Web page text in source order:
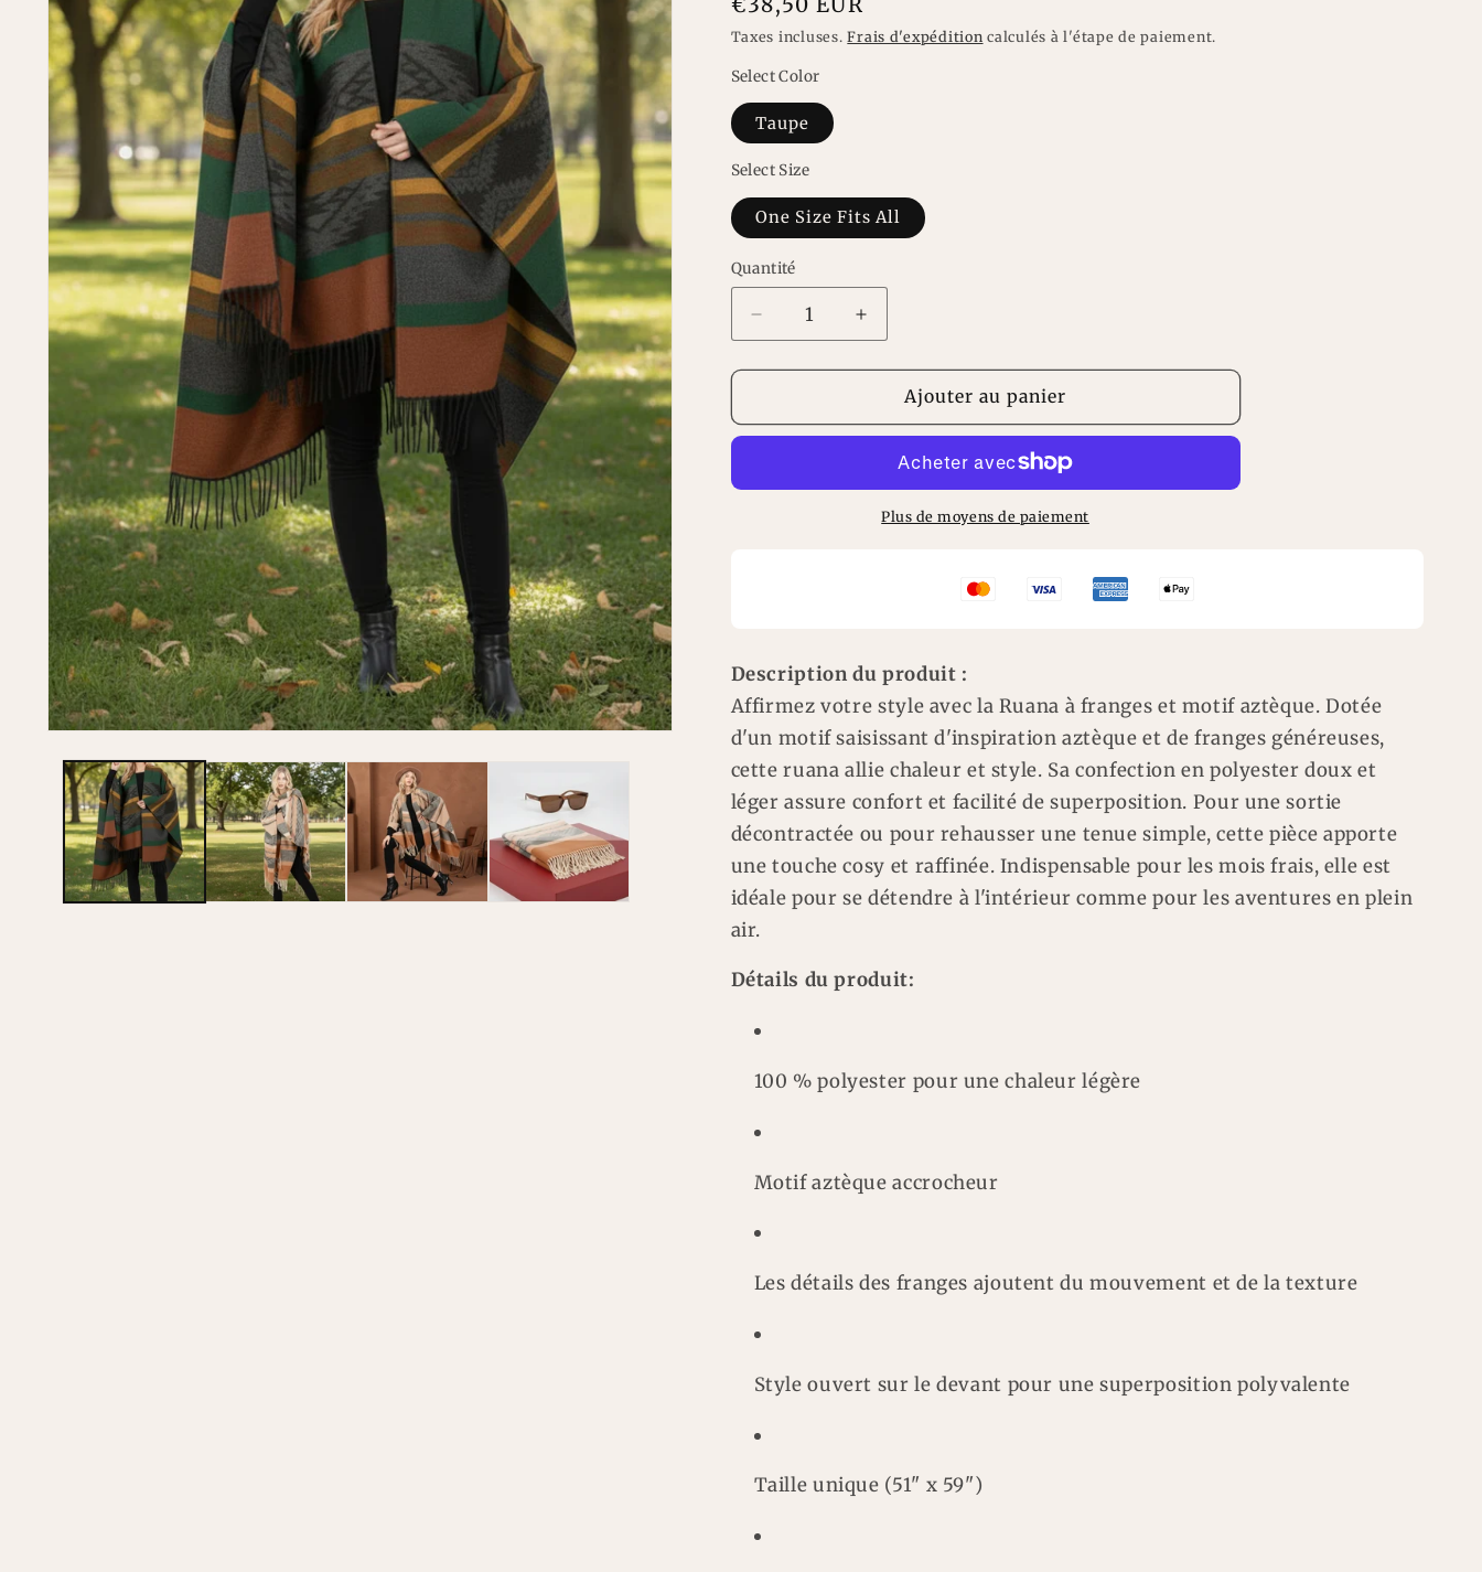
n
habituel
Taxes incluses.Frais d'expédition calculés à l'étape de paiement.
Select Color
Taupe
Select Size
One Size Fits All
Quantité
Réduire
la
quantité
écharpe
frange
Augmenter
la
quantité
écharpe
aztèque
frange
Ruana
Ajouter au panier
Plus de moyens de paiement
Description du produit :
Affirmez votre style avec la Ruana à franges et motif aztèque. Dotée
d'un motif saisissant d'inspiration aztèque et de franges généreuses,
cette ruana allie chaleur et style. Sa confection en polyester doux et
léger assure confort et facilité de superposition. Pour une sortie
décontractée ou pour rehausser une tenue simple, cette pièce apporte
une touche cosy et raffinée. Indispensable pour les mois frais, elle est
idéale pour se détendre à l'intérieur comme pour les aventures en plein
air.
Détails du produit:
100 % polyester pour une chaleur légère
Motif aztèque accrocheur
Les détails des franges ajoutent du mouvement et de la texture
Style ouvert sur le devant pour une superposition polyvalente
Taille unique (51" x 59")